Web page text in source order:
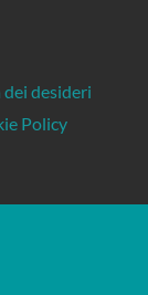
dei desideri
Policy